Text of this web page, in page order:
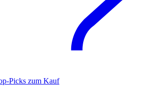
Picks zum Kauf